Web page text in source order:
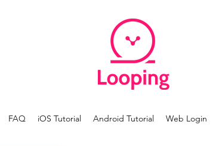
FAQ iOS Tutorial Android Tutorial Web Login